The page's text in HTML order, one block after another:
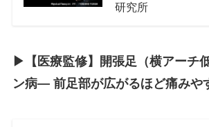
研究所
▶︎【医療監修】開張足（横アーチ
ン病― 前足部が広がるほど痛みや